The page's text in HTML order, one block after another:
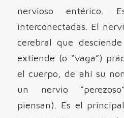
nervioso entérico.
interconectadas. El
cerebral que
extiende (o “vaga”)
el cuerpo, de ahí su
un nervio
piensan). Es el